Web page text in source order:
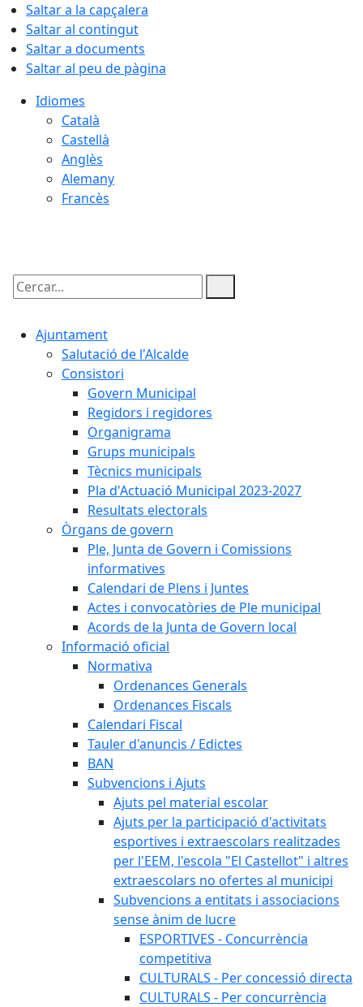
Saltar a la capçalera
Saltar al contingut
Saltar a documents
Saltar al peu de pàgina
Idiomes
Català
Castellà
Anglès
Alemany
Francès
Cercar:
Ajuntament
Salutació de l'Alcalde
Consistori
Govern Municipal
Regidors i regidores
Organigrama
Grups municipals
Tècnics municipals
Pla d'Actuació Municipal 2023-2027
Resultats electorals
Òrgans de govern
Ple, Junta de Govern i Comissions
informatives
Calendari de Plens i Juntes
Actes i convocatòries de Ple municipal
Acords de la Junta de Govern local
Informació oficial
Normativa
Ordenances Generals
Ordenances Fiscals
Calendari Fiscal
Tauler d'anuncis / Edictes
BAN
Subvencions i Ajuts
Ajuts pel material escolar
Ajuts per la participació d'activitats
esportives i extraescolars realitzades
per l'EEM, l'escola "El Castellot" i altres
extraescolars no ofertes al municipi
Subvencions a entitats i associacions
sense ànim de lucre
ESPORTIVES - Concurrència
competitiva
CULTURALS - Per concessió directa
CULTURALS - Per concurrència